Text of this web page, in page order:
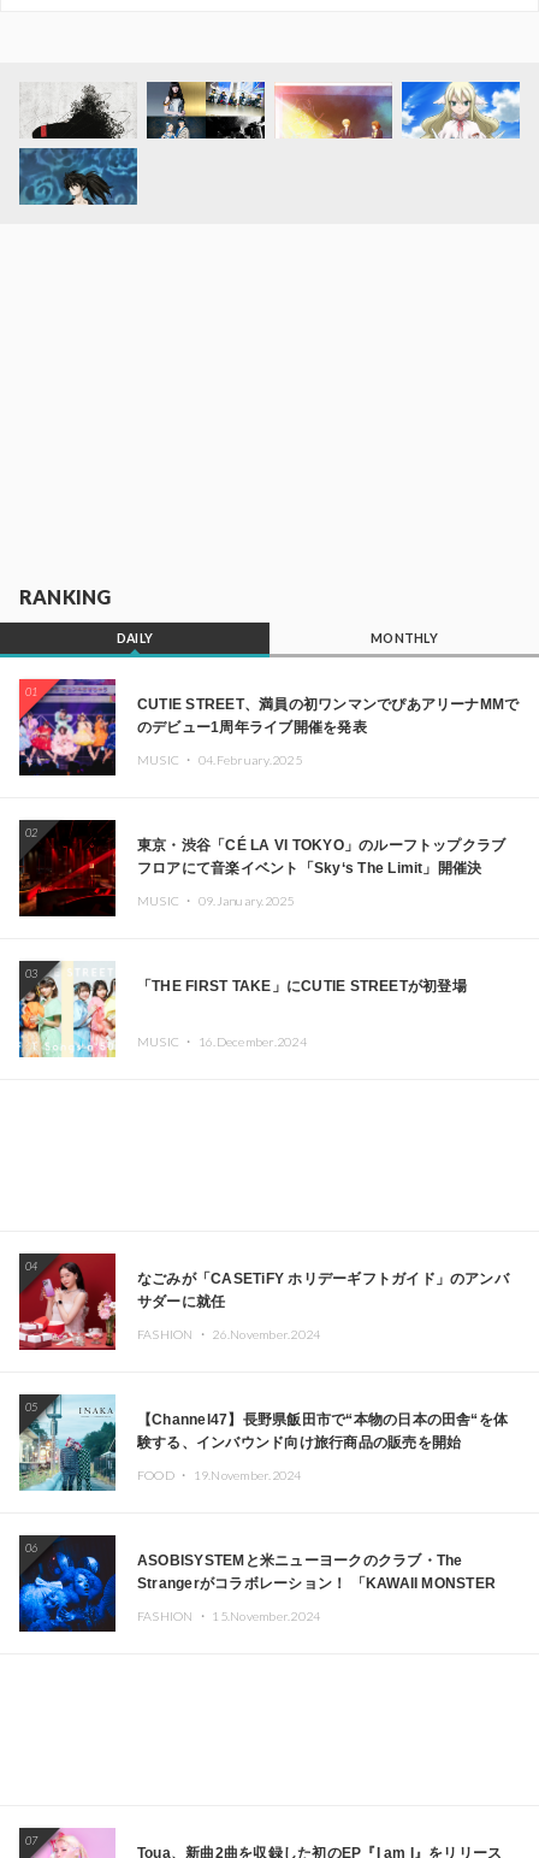
RANKING
DAILY MONTHLY
01
CUTIE STREET、満員の初ワンマンでぴあアリーナMMで
のデビュー1周年ライブ開催を発表
MUSIC ・ 04.February.2025
02
東京・渋谷「CÉ LA VI TOKYO」のルーフトップクラブ
フロアにて音楽イベント「Sky‘s The Limit」開催決
MUSIC ・ 09.January.2025
03
「THE FIRST TAKE」にCUTIE STREETが初登場
MUSIC ・ 16.December.2024
04
なごみが「CASETiFY ホリデーギフトガイド」のアンバ
サダーに就任
FASHION ・ 26.November.2024
05
【Channel47】長野県飯田市で“本物の日本の田舎“を体
験する、インバウンド向け旅行商品の販売を開始
FOOD ・ 19.November.2024
06
ASOBISYSTEMと米ニューヨークのクラブ・The
Strangerがコラボレーション！ 「KAWAII MONSTER
FASHION ・ 15.November.2024
07
Toua、新曲2曲を収録した初のEP『I am I』をリリース